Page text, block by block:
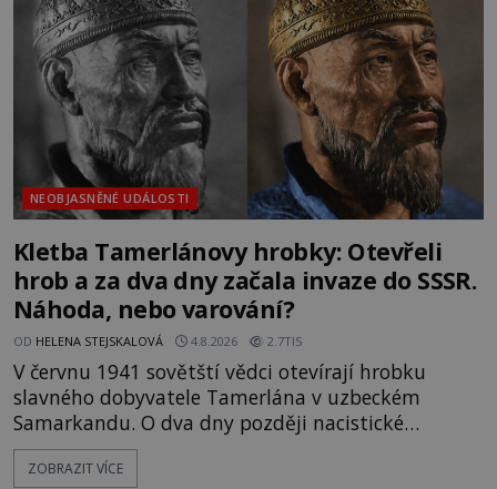
skutečně jistou
NEOBJASNĚNÉ UDÁLOSTI
Kletba Tamerlánovy hrobky: Otevřeli
hrob a za dva dny začala invaze do SSSR.
Náhoda, nebo varování?
OD HELENA STEJSKALOVÁ 4.8.2026 2.7TIS
V červnu 1941 sovětští vědci otevírají hrobku
slavného dobyvatele Tamerlána v uzbeckém
Samarkandu. O dva dny později nacistické
Německo zahajuje operaci Barbarossa a napadá
Sovětský svaz. Shoda dat je natolik zarážející, že se
ZOBRAZIT VÍCE